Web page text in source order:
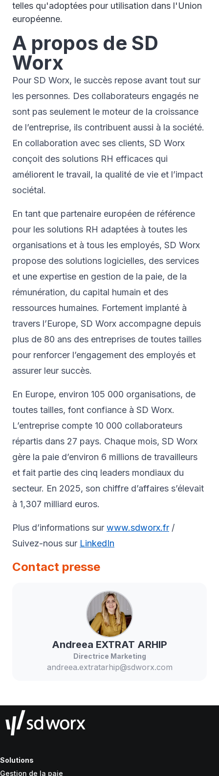
telles qu'adoptées pour utilisation dans l'Union
européenne.
A propos de SD
Worx
Pour SD Worx, le succès repose avant tout sur
les personnes. Des collaborateurs engagés ne
sont pas seulement le moteur de la croissance
de l’entreprise, ils contribuent aussi à la société.
En collaboration avec ses clients, SD Worx
conçoit des solutions RH efficaces qui
améliorent le travail, la qualité de vie et l’impact
sociétal.
En tant que partenaire européen de référence
pour les solutions RH adaptées à toutes les
organisations et à tous les employés, SD Worx
propose des solutions logicielles, des services
et une expertise en gestion de la paie, de la
rémunération, du capital humain et des
ressources humaines. Fortement implanté à
travers l’Europe, SD Worx accompagne depuis
plus de 80 ans des entreprises de toutes tailles
pour renforcer l’engagement des employés et
assurer leur succès.
En Europe, environ 105 000 organisations, de
toutes tailles, font confiance à SD Worx.
L’entreprise compte 10 000 collaborateurs
répartis dans 27 pays. Chaque mois, SD Worx
gère la paie d’environ 6 millions de travailleurs
et fait partie des cinq leaders mondiaux du
secteur. En 2025, son chiffre d’affaires s’élevait
à 1,307 milliard euros.
Plus d’informations sur www.sdworx.fr /
Suivez-nous sur LinkedIn
Contact presse
Andreea EXTRAT ARHIP
Directrice Marketing
andreea.extratarhip@sdworx.com
Solutions
Gestion de la paie